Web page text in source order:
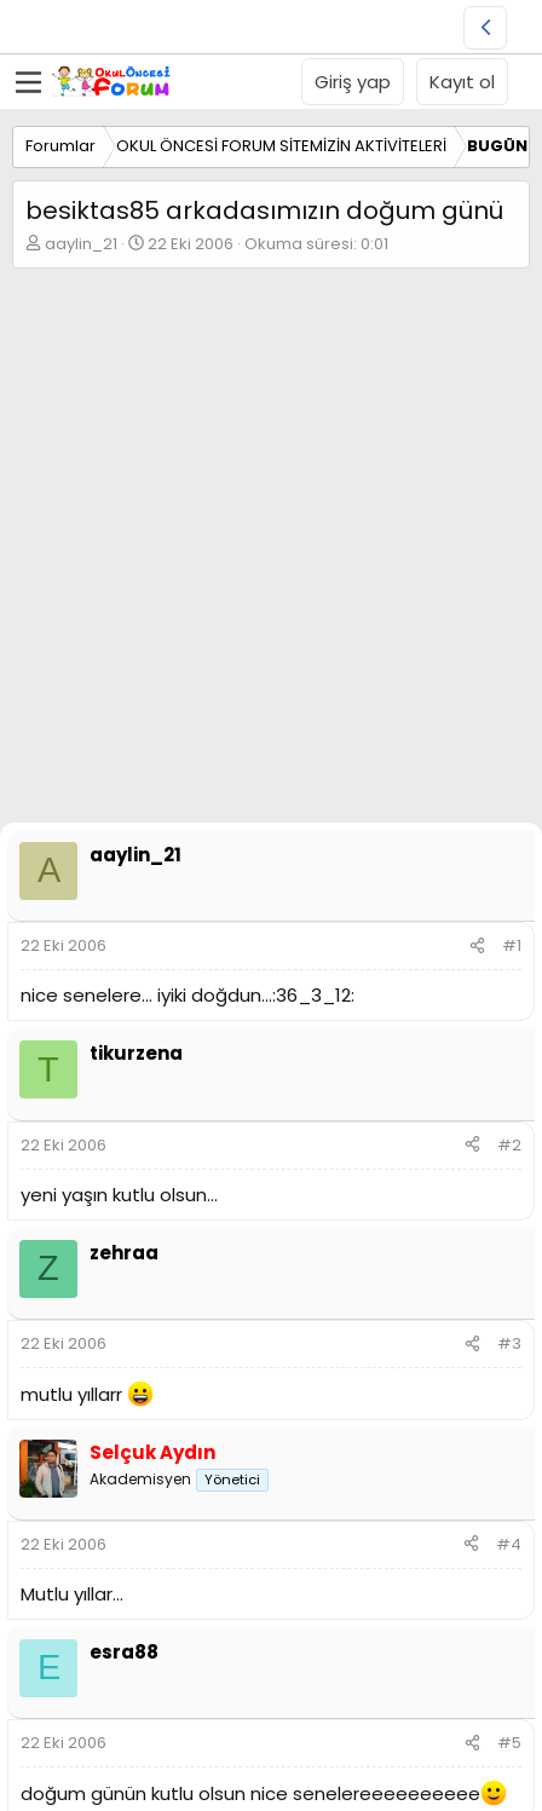
Giriş yap Kayıt ol
Forumlar OKUL ÖNCESİ FORUM SİTEMİZİN AKTİVİTELERİ BUGÜN
besiktas85 arkadasımızın doğum günü
K
o
aaylin_21
B
a
22 Eki 2006 Okuma süresi: 0:01
A aaylin_21
22 Eki 2006 #1
nice senelere... iyiki doğdun...:36_3_12:
T tikurzena
22 Eki 2006 #2
yeni yaşın kutlu olsun...
Z zehraa
22 Eki 2006 #3
mutlu yıllarr
Selçuk Aydın
Akademisyen Yönetici
22 Eki 2006 #4
Mutlu yıllar...
E esra88
22 Eki 2006 #5
doğum günün kutlu olsun nice senelereeeeeeeeee